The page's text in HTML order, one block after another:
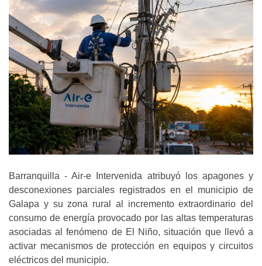
Barranquilla - Air-e Intervenida atribuyó los apagones y
desconexiones parciales registrados en el municipio de
Galapa y su zona rural al incremento extraordinario del
consumo de energía provocado por las altas temperaturas
asociadas al fenómeno de El Niño, situación que llevó a
activar mecanismos de protección en equipos y circuitos
eléctricos del municipio.